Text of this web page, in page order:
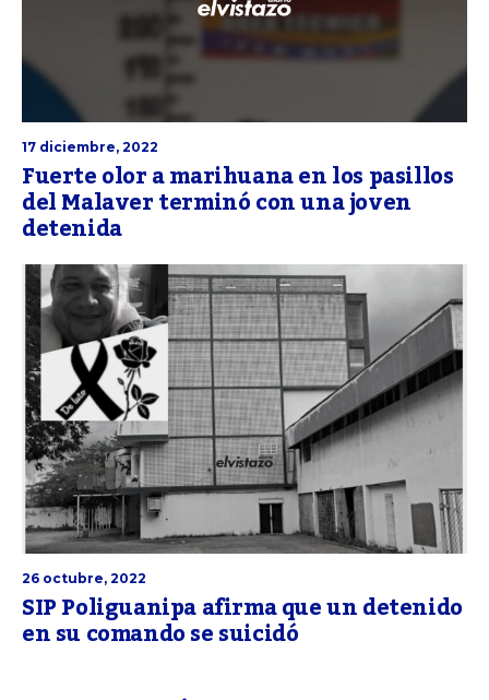
17 diciembre, 2022
Fuerte olor a marihuana en los pasillos
del Malaver terminó con una joven
detenida
26 octubre, 2022
SIP Poliguanipa afirma que un detenido
en su comando se suicidó